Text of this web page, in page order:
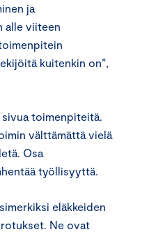
ja
alle viiteen
kuitenkin on”,
toimenpiteitä.
välttämättä vielä
Osa
työllisyyttä.
eläkkeiden
Ne ovat